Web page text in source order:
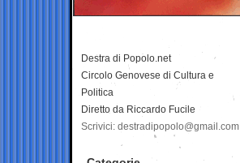
Destra di Popolo.net
Circolo Genovese di Cultura e
Politica
Diretto da Riccardo Fucile
Scrivici: destradipopolo@gmail.com